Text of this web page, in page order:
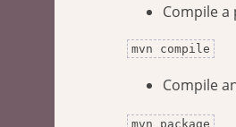
Compile a
mvn compile
Compile
mvn package